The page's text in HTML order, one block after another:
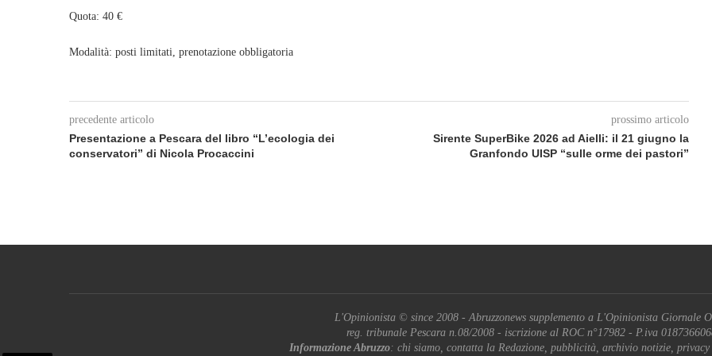
Quota: 40 €
Modalità: posti limitati, prenotazione obbligatoria
precedente articolo
Presentazione a Pescara del libro “L’ecologia dei
conservatori” di Nicola Procaccini
prossimo articolo
Sirente SuperBike 2026 ad Aielli: il 21 giugno la
Granfondo UISP “sulle orme dei pastori”
L'Opinionista © since 2008 - Abruzzonews supplemento a L'Opinionista Giornale
reg. tribunale Pescara n.08/2008 - iscrizione al ROC n°17982 - P.iva
Informazione Abruzzo: chi siamo, contatta la Redazione, pubblicità, archivio notizie, privacy